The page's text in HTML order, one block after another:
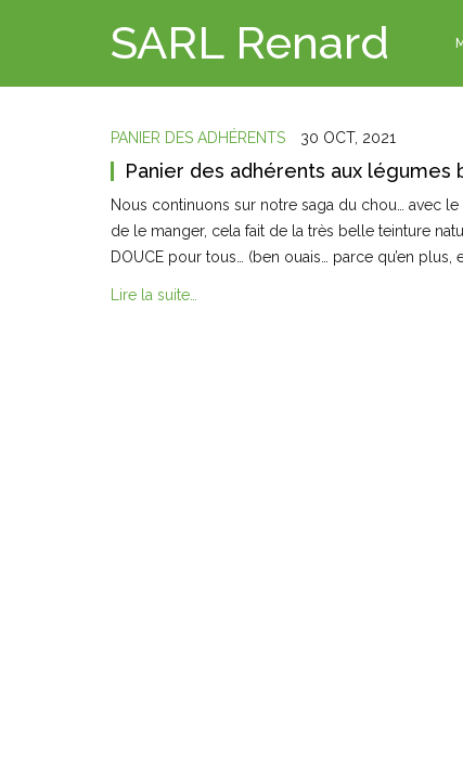
SARL Renard
PANIER DES ADHÉRENTS 30 OCT, 2021
Panier des adhérents aux légumes
Nous continuons sur notre saga du chou… avec
de le manger, cela fait de la très belle teinture
DOUCE pour tous… (ben ouais… parce qu’en
Lire la suite…